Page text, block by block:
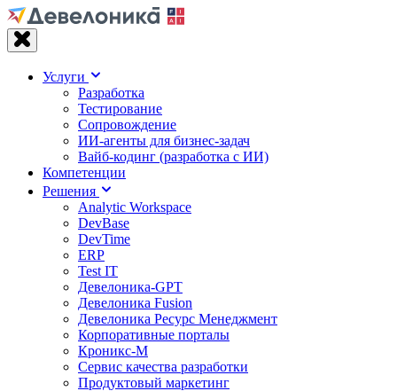
Услуги
Разработка
Тестирование
Сопровождение
ИИ-агенты для бизнес-задач
Вайб‑кодинг (разработка с ИИ)
Компетенции
Решения
Analytic Workspace
DevBase
DevTime
ERP
Test IT
Девелоника-GPT
Девелоника Fusion
Девелоника Ресурс Менеджмент
Корпоративные порталы
Кроникс-М
Сервис качества разработки
Продуктовый маркетинг